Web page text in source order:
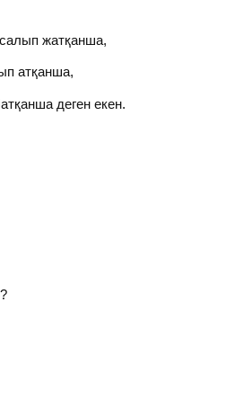
жатқанша,
атқанша,
деген екен.